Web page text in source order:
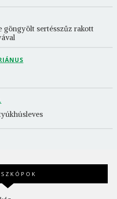
göngyölt sertésszűz rakott